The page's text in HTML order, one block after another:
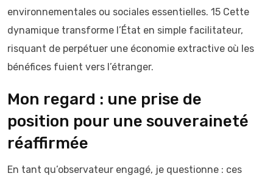
environnementales ou sociales essentielles. 15 Cette
dynamique transforme l’État en simple facilitateur,
risquant de perpétuer une économie extractive où les
bénéfices fuient vers l’étranger.
Mon regard : une prise de
position pour une souveraineté
réaffirmée
En tant qu’observateur engagé, je questionne : ces